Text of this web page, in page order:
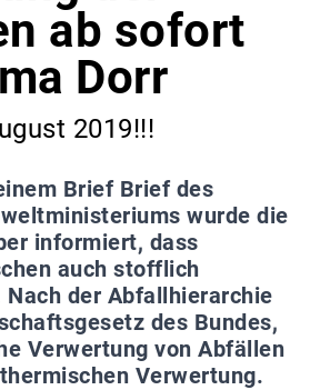
ab sofort
Dorr
2019!!!
Brief Brief des
wurde die
informiert, dass
auch stofflich
der Abfallhierarchie
des Bundes,
Verwertung von Abfällen
Verwertung.